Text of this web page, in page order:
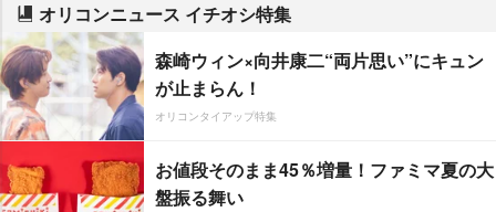
オリコンニュース イチオシ特集
森崎ウィン×向井康二“両片思い”にキュン
が止まらん！
オリコンタイアップ特集
お値段そのまま45％増量！ファミマ夏の大
盤振る舞い